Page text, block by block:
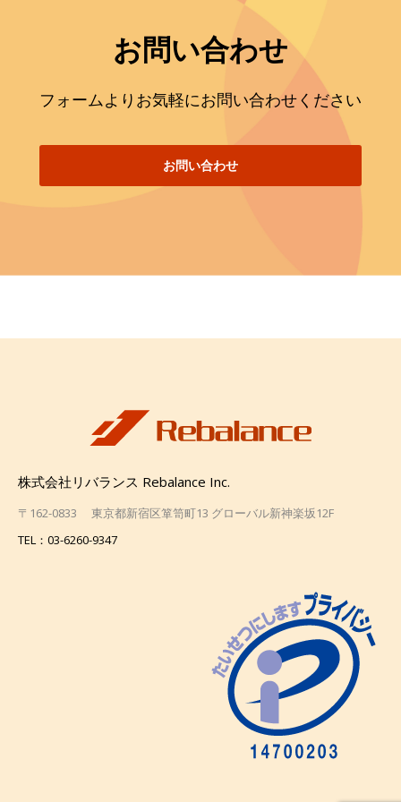
お問い合わせ
フォームよりお気軽にお問い合わせください
お問い合わせ
株式会社リバランス Rebalance Inc.
〒162-0833 東京都新宿区箪笥町13 グローバル新神楽坂12F
TEL：03-6260-9347